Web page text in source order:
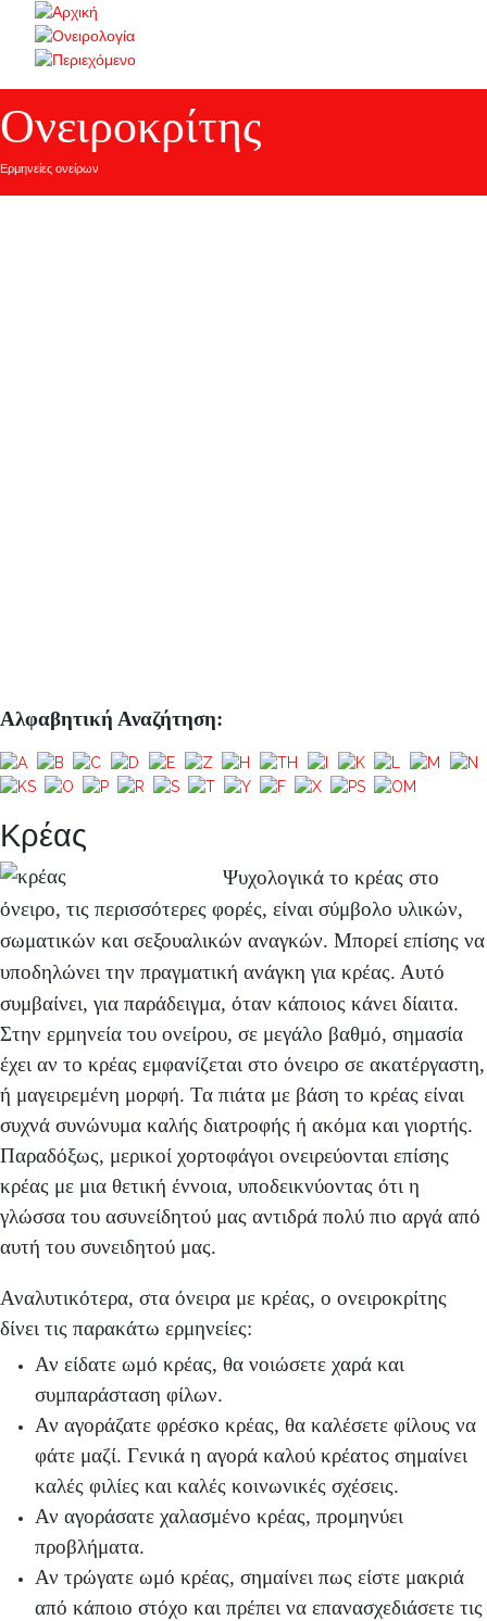
Ονειροκρίτης
Ερμηνείες ονείρων
Αλφαβητική Αναζήτηση:
Κρέας
Ψυχολογικά το κρέας στο
όνειρο, τις περισσότερες φορές, είναι σύμβολο υλικών,
σωματικών και σεξουαλικών αναγκών. Μπορεί επίσης να
υποδηλώνει την πραγματική ανάγκη για κρέας. Αυτό
συμβαίνει, για παράδειγμα, όταν κάποιος κάνει δίαιτα.
Στην ερμηνεία του ονείρου, σε μεγάλο βαθμό, σημασία
έχει αν το κρέας εμφανίζεται στο όνειρο σε ακατέργαστη,
ή μαγειρεμένη μορφή. Τα πιάτα με βάση το κρέας είναι
συχνά συνώνυμα καλής διατροφής ή ακόμα και γιορτής.
Παραδόξως, μερικοί χορτοφάγοι ονειρεύονται επίσης
κρέας με μια θετική έννοια, υποδεικνύοντας ότι η
γλώσσα του ασυνείδητού μας αντιδρά πολύ πιο αργά από
αυτή του συνειδητού μας.
Αναλυτικότερα, στα όνειρα με κρέας, ο ονειροκρίτης
δίνει τις παρακάτω ερμηνείες:
Αν είδατε ωμό κρέας, θα νοιώσετε χαρά και
συμπαράσταση φίλων.
Αν αγοράζατε φρέσκο κρέας, θα καλέσετε φίλους να
φάτε μαζί. Γενικά η αγορά καλού κρέατος σημαίνει
καλές φιλίες και καλές κοινωνικές σχέσεις.
Αν αγοράσατε χαλασμένο κρέας, προμηνύει
προβλήματα.
Αν τρώγατε ωμό κρέας, σημαίνει πως είστε μακριά
από κάποιο στόχο και πρέπει να επανασχεδιάσετε τις